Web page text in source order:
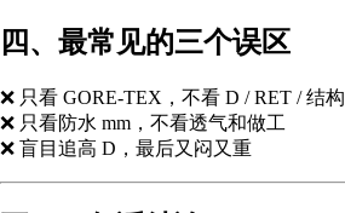
四、最常见的三个误区
❌ 只看 GORE-TEX，不看 D / RET / 结构
❌ 只看防水 mm，不看透气和做工
❌ 盲目追高 D，最后又闷又重